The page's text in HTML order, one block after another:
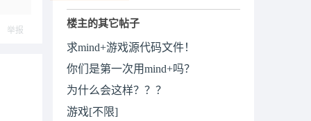
举报
楼主的其它帖子
求mind+游戏源代码文件！
你们是第一次用mind+吗？
为什么会这样？？？
游戏[不限]